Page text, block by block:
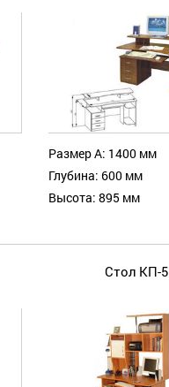
Размер А: 1400 мм
Глубина: 600 мм
Высота: 895 мм
Стол КП-5